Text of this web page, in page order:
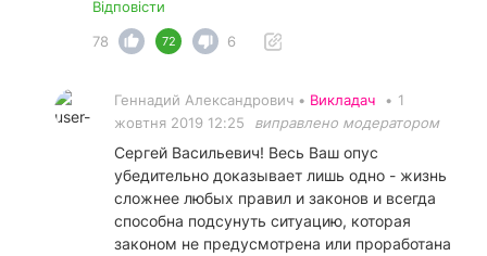
Відповісти
78
72 6
Геннадий Александрович • Викладач • 1
жовтня 2019 12:25
виправлено модератором
Сергей Васильевич! Весь Ваш опус
убедительно доказывает лишь одно - жизнь
сложнее любых правил и законов и всегда
способна подсунуть ситуацию, которая
законом не предусмотрена или проработана